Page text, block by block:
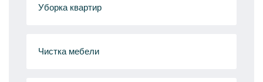
Уборка квартир
Чистка мебели